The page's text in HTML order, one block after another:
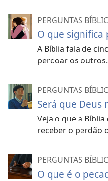
PERGUNTAS
O que significa
A Bíblia fala de
perdoar os outros.
PERGUNTAS
Será que Deus
Veja o que a
receber o perdão
PERGUNTAS
O que é o